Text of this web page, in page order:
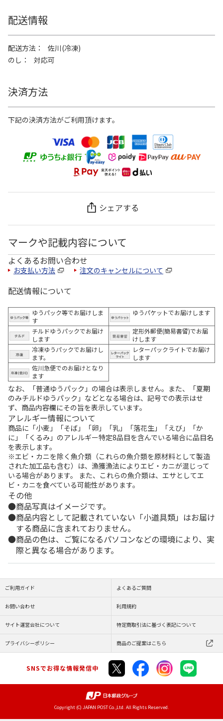
配送情報
配送方法
佐川(冷凍)
のし
対応可
決済方法
下記の決済方法がご利用頂けます。
シェアする
マークや記載内容について
よくあるお問い合わせ
お支払い方法 注文のキャンセルについて
配送情報について
ゆうパック等でお届けしま
す
ゆうパケットでお届けします
チルドゆうパックでお届け
します
定形外郵便(簡易書留)でお届
けします
冷凍ゆうパックでお届けし
ます。
レターパックライトでお届け
します
佐川急便でのお届けとなり
ます
なお、「普通ゆうパック」の場合は表示しません。また、「夏期
のみチルドゆうパック」などとなる場合は、記号での表示はせ
ず、商品内容欄にその旨を表示しています。
アレルギー情報について
商品に「小麦」「そば」「卵」「乳」「落花生」「えび」「か
に」「くるみ」のアレルギー特定8品目を含んでいる場合に品目名
を表示します。
※エビ・カニを除く魚介類（これらの魚介類を原材料として製造
された加工品も含む）は、漁獲漁法によりエビ・カニが混じって
いる場合があります。 また、これらの魚介類は、エサとしてエ
ビ・カニを食べている可能性があります。
その他
商品写真はイメージです。
商品内容として記載されていない「小道具類」はお届け
する商品に含まれておりません。
商品の色は、ご覧になるパソコンなどの環境により、実
際と異なる場合があります。
ご利用ガイド よくあるご質問
お問い合わせ 利用規約
サイト運営会社について 特定商取引法に基づく表記について
プライバシーポリシー 商品のご提案はこちら
SNSでお得な情報発信中
Copyright (C) JAPAN POST Co.,Ltd. All Rights Reserved.